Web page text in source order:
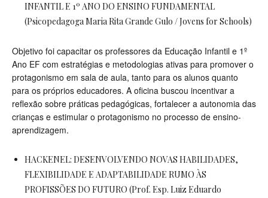
INFANTIL E 1º ANO DO ENSINO FUNDAMENTAL
(Psicopedagoga Maria Rita Grande Gulo / Jovens for Schools)
Objetivo foi capacitar os professores da Educação Infantil e 1º
Ano EF com estratégias e metodologias ativas para promover o
protagonismo em sala de aula, tanto para os alunos quanto
para os próprios educadores. A oficina buscou incentivar a
reflexão sobre práticas pedagógicas, fortalecer a autonomia das
crianças e estimular o protagonismo no processo de ensino-
aprendizagem.
HACKENEL: DESENVOLVENDO NOVAS HABILIDADES,
FLEXIBILIDADE E ADAPTABILIDADE RUMO ÀS
PROFISSÕES DO FUTURO (Prof. Esp. Luiz Eduardo